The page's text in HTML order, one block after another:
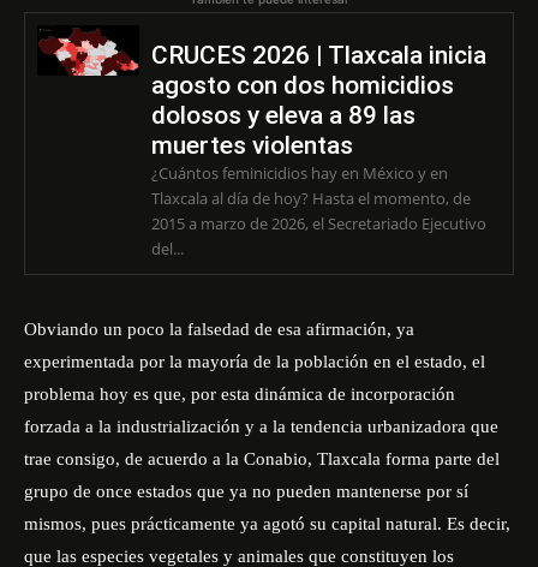
CRUCES 2026 | Tlaxcala inicia
agosto con dos homicidios
dolosos y eleva a 89 las
muertes violentas
¿Cuántos feminicidios hay en México y en
Tlaxcala al día de hoy? Hasta el momento, de
2015 a marzo de 2026, el Secretariado Ejecutivo
del...
Obviando un poco la falsedad de esa afirmación, ya
experimentada por la mayoría de la población en el estado, el
problema hoy es que, por esta dinámica de incorporación
forzada a la industrialización y a la tendencia urbanizadora que
trae consigo, de acuerdo a la Conabio, Tlaxcala forma parte del
grupo de once estados que ya no pueden mantenerse por sí
mismos, pues prácticamente ya agotó su capital natural. Es decir,
que las especies vegetales y animales que constituyen los